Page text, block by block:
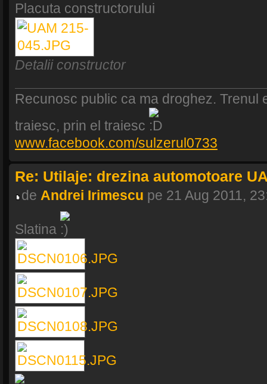
Placuta constructorului
Detalii constructor
Recunosc public ca ma droghez. Trenul
traiesc, prin el traiesc
www.facebook.com/sulzerul0733
Re: Utilaje: drezina automotoare
de Andrei Irimescu pe 21 Aug 2011,
Slatina